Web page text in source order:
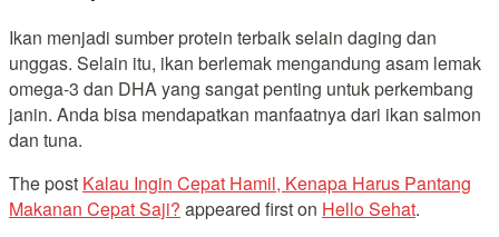
Ikan menjadi sumber protein terbaik selain daging dan
unggas. Selain itu, ikan berlemak mengandung asam lemak
omega-3 dan DHA yang sangat penting untuk perkembang
janin. Anda bisa mendapatkan manfaatnya dari ikan salmon
dan tuna.
The post Kalau Ingin Cepat Hamil, Kenapa Harus Pantang
Makanan Cepat Saji? appeared first on Hello Sehat.